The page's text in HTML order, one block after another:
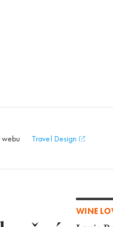
Travel Design
WINE